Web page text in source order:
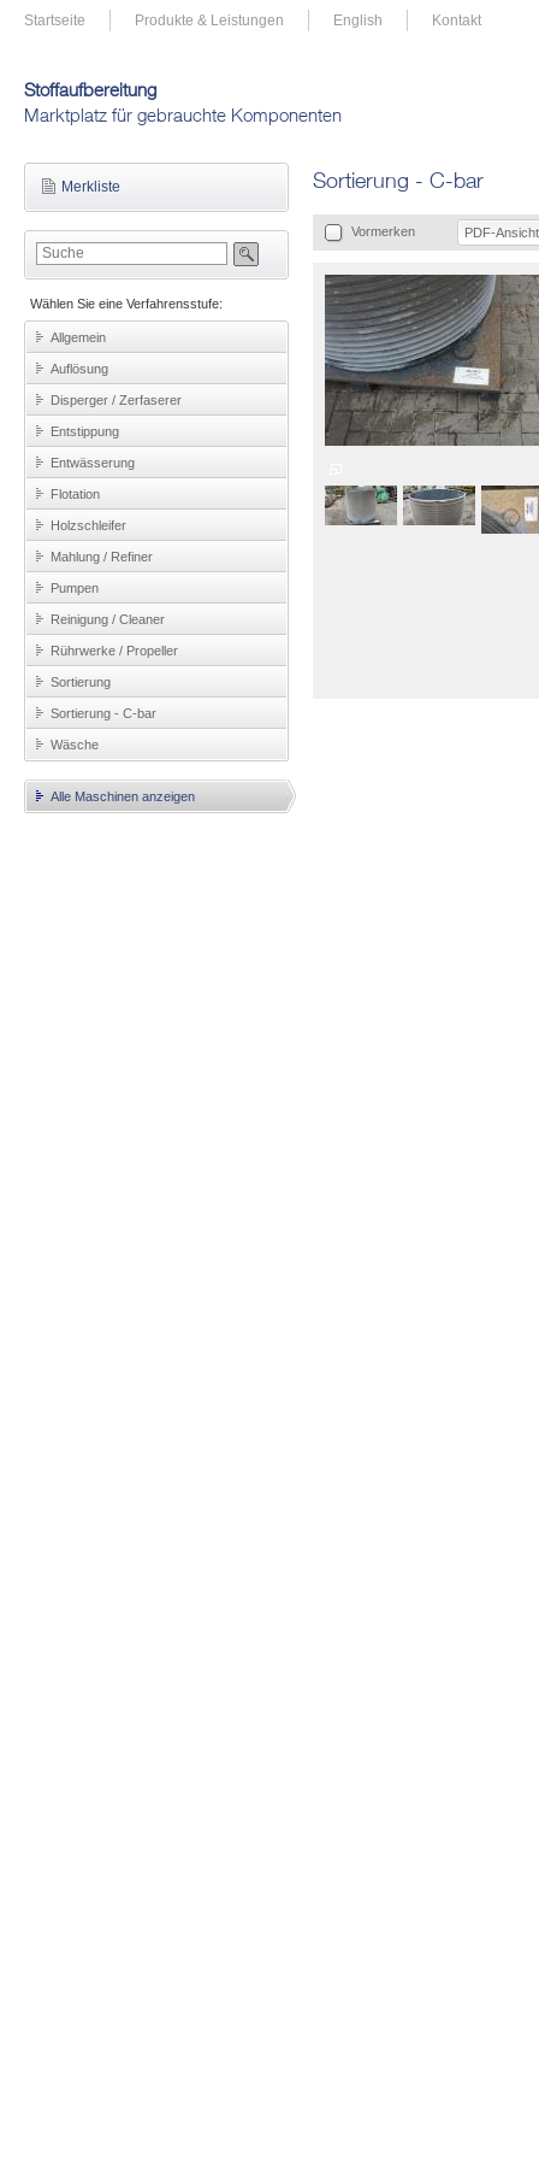
Startseite Produkte & Leistungen English Kontakt
Stoffaufbereitung
Marktplatz für gebrauchte Komponenten
Merkliste
Wählen Sie eine Verfahrensstufe:
Allgemein
Auflösung
Disperger / Zerfaserer
Entstippung
Entwässerung
Flotation
Holzschleifer
Mahlung / Refiner
Pumpen
Reinigung / Cleaner
Rührwerke / Propeller
Sortierung
Sortierung - C-bar
Wäsche
Alle Maschinen anzeigen
Sortierung - C-bar
Vormerken PDF-Ansicht